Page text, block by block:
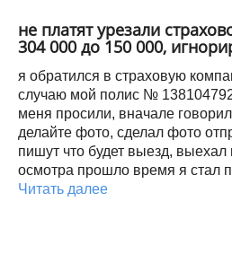
не платят урезали
304 000 до 150 000,
я обратился в страховую
случаю мой полис №
меня просили, вначале
делайте фото, сделал фото
пишут что будет выезд, выехал
осмотра прошло время я стал
Читать далее